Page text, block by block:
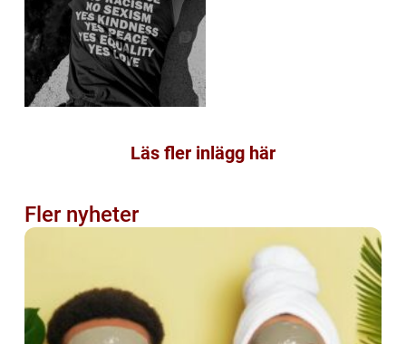
Läs fler inlägg här
Fler nyheter